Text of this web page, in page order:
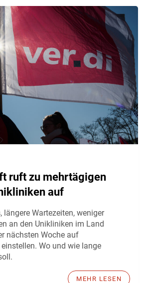
ruft zu mehrtägigen
auf
längere Wartezeiten, weniger
an den Unikliniken im Land
nächsten Woche auf
Wo und wie lange
MEHR LESEN